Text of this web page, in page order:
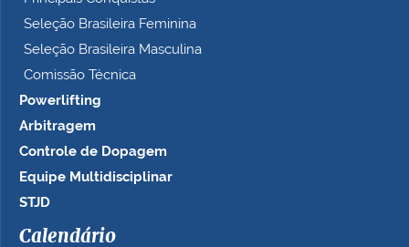
Seleção Brasileira Feminina
Seleção Brasileira Masculina
Comissão Técnica
Powerlifting
Arbitragem
Controle de Dopagem
Equipe Multidisciplinar
STJD
Calendário